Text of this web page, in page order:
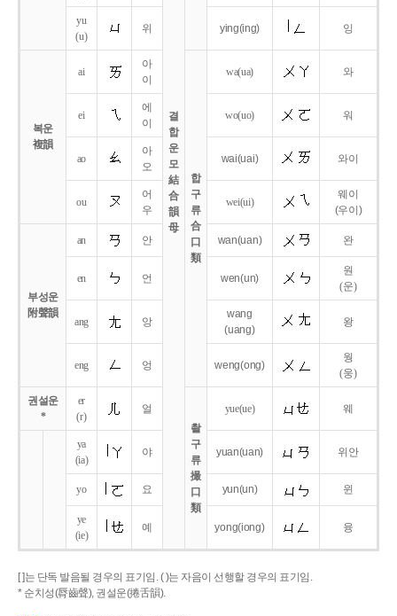
결
합
운
모
結
合
韻
母
yu
(u)
위 ying(ing) 잉
복운
複韻
ai
아
이
합
구
류
合
口
類
wa(ua) 와
ei
에
이
wo(uo) 워
ao
아
오
wai(uai) 와이
ou
어
우
wei(ui)
웨이
(우이)
부성운
附聲韻
an 안 wan(uan) 완
en 언 wen(un)
원
(운)
ang 앙
wang
(uang)
왕
eng 엉 weng(ong)
웡
(웅)
권설운
*
er
(r)
얼
촬
구
류
撮
口
類
yue(ue) 웨
ya
(ia)
야 yuan(uan) 위안
yo 요 yun(un) 윈
ye
(ie)
예 yong(iong) 융
[ ]는 단독 발음될 경우의 표기임. ( )는 자음이 선행할 경우의 표기임.
* 순치성(脣齒聲), 권설운(捲舌韻).